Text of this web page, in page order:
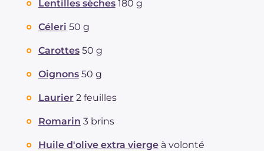
Lentilles sèches 180 g
Céleri 50 g
Carottes 50 g
Oignons 50 g
Laurier 2 feuilles
Romarin 3 brins
Huile d'olive extra vierge à volonté